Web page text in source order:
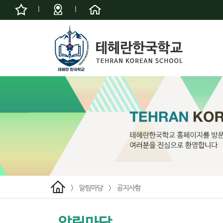
> 알림마당 > 공지사항